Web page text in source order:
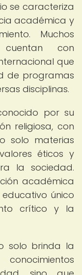
se caracteriza
académica y
Muchos
con
que
de programas
disciplinas.
por su
religiosa, con
solo materias
éticos y
la sociedad.
académica
único
crítico y la
solo brinda la